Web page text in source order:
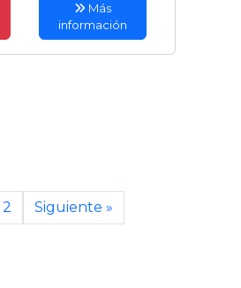
Más
información
2 Siguiente »